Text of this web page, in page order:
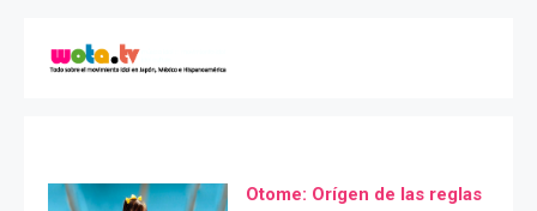
Otome: Orígen de las reglas